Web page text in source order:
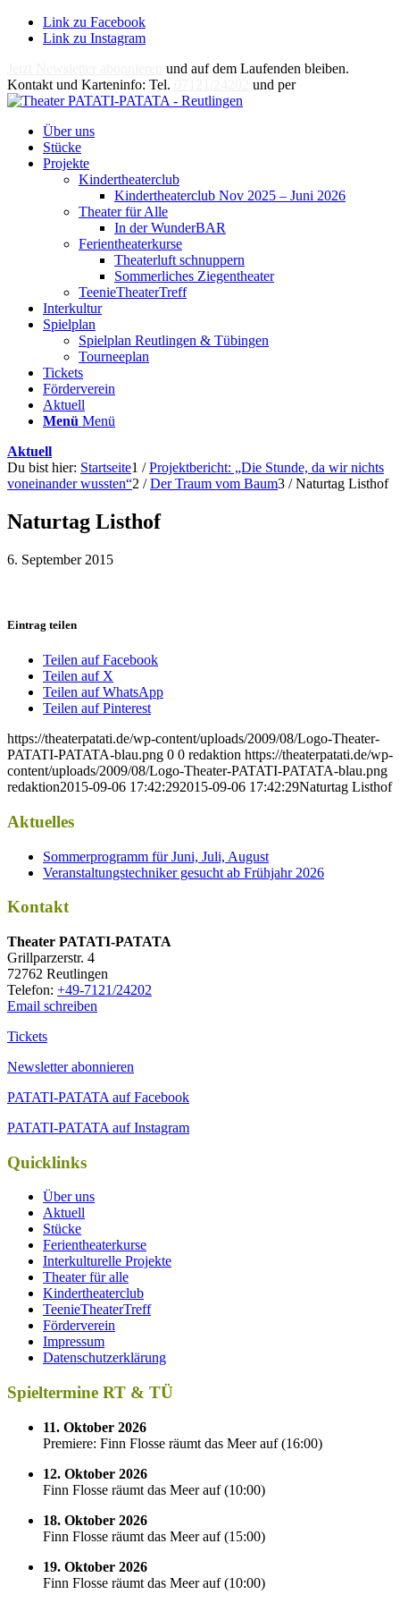
Link zu Facebook
Link zu Instagram
und auf dem Laufenden bleiben.
Kontakt und Karteninfo: Tel.
und per
Über uns
Stücke
Projekte
Kindertheaterclub
Kindertheaterclub Nov 2025 – Juni 2026
Theater für Alle
In der WunderBAR
Ferientheaterkurse
Theaterluft schnuppern
Sommerliches Ziegentheater
TeenieTheaterTreff
Interkultur
Spielplan
Spielplan Reutlingen & Tübingen
Tourneeplan
Tickets
Förderverein
Aktuell
Menü Menü
Aktuell
Du bist hier: Startseite1 / Projektbericht: „Die Stunde, da wir nichts
voneinander wussten“2 / Der Traum vom Baum3 / Naturtag Listhof
Naturtag Listhof
6. September 2015
Eintrag teilen
Teilen auf Facebook
Teilen auf X
Teilen auf WhatsApp
Teilen auf Pinterest
https://theaterpatati.de/wp-content/uploads/2009/08/Logo-Theater-
PATATI-PATATA-blau.png 0 0 redaktion https://theaterpatati.de/wp-
content/uploads/2009/08/Logo-Theater-PATATI-PATATA-blau.png
redaktion2015-09-06 17:42:292015-09-06 17:42:29Naturtag Listhof
Aktuelles
Sommerprogramm für Juni, Juli, August
Veranstaltungstechniker gesucht ab Frühjahr 2026
Kontakt
Thea­ter PATATI-PATATA
Grill­par­zer­str. 4
72762 Reutlingen
Tele­fon: +49-7121/24202
Email schreiben
Tickets
Newsletter abonnieren
PATATI-PATATA auf Facebook
PATATI-PATATA auf Instagram
Quicklinks
Über uns
Aktuell
Stücke
Ferientheaterkurse
Interkulturelle Projekte
Theater für alle
Kindertheaterclub
TeenieTheaterTreff
Förderverein
Impressum
Datenschutzerklärung
Spieltermine RT & TÜ
11. Oktober 2026
Premiere: Finn Flosse räumt das Meer auf(16:00)
12. Oktober 2026
Finn Flosse räumt das Meer auf(10:00)
18. Oktober 2026
Finn Flosse räumt das Meer auf(15:00)
19. Oktober 2026
Finn Flosse räumt das Meer auf(10:00)